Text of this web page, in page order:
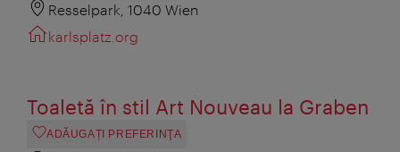
Resselpark, 1040 Wien
karlsplatz.org
Toaletă în stil Art Nouveau la Graben
ADĂUGAȚI PREFERINŢA